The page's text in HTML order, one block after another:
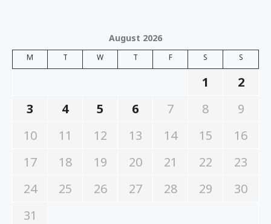
August 2026
M T W T F S S
1
2
3
4 5 6 7 8
9
10
11 12 13 14 15
16
17
18 19 20 21 22
23
24
25 26 27 28 29
30
31